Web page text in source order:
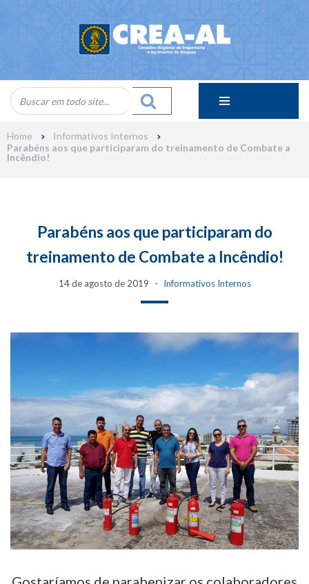
Home
Informativos Internos
Parabéns aos que participaram do treinamento de Combate a
Incêndio!
Parabéns aos que participaram do
treinamento de Combate a Incêndio!
14 de agosto de 2019 Informativos Internos